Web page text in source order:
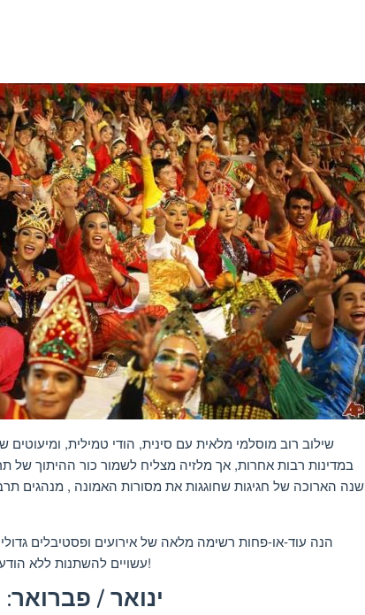
שילוב רוב מוסלמי מלאית עם סינית, הודי טמילית, ומיעוטים
במדינות רבות אחרות, אך מלזיה מצליח לשמור כור ההיתוך של
שנה הארוכה של חגיגות שחוגגות את מסורות האמונה , מנהגים
הנה עוד-או-פחות רשימה מלאה של אירועים ופסטיבלים
עשויים להשתנות ללאבהתאם!
ינואר /